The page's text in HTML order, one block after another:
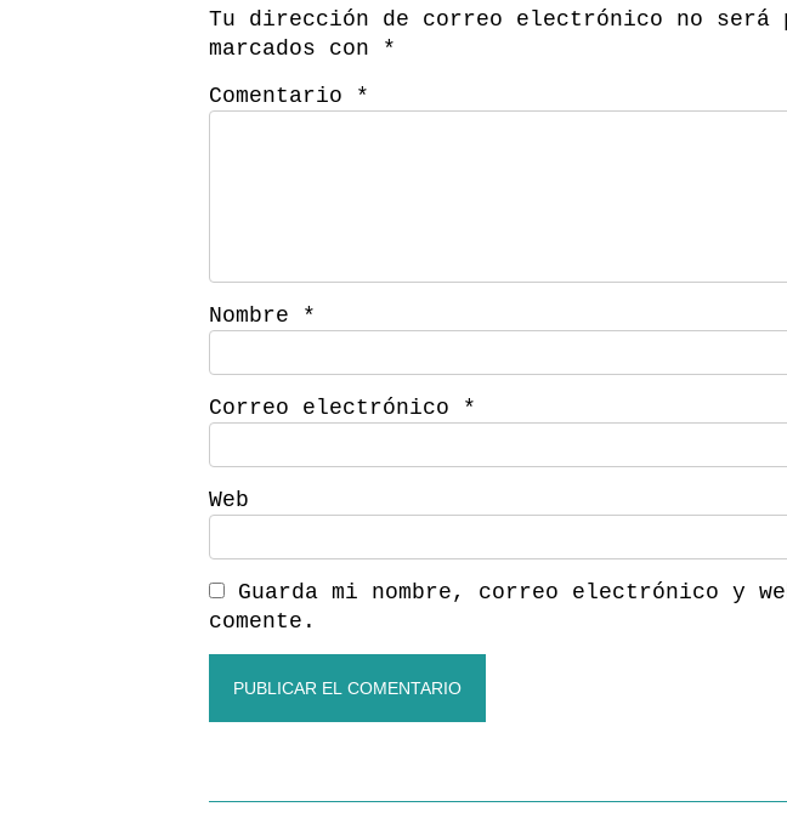
Tu dirección de correo electrónico no será
marcados con *
Comentario *
Nombre *
Correo electrónico *
Web
Guarda mi nombre, correo electrónico y
comente.